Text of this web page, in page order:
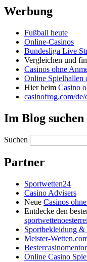
Werbung
Fußball heute
Online-Casinos
Bundesliga Live
Vergleichen und
Casinos ohne
Online Spielhallen
Hier beim Casino
casinofrog.com/
Im Blog suchen
Suchen
Partner
Sportwetten24
Casino Advisers
Neue Casinos
Entdecke den
Sportbekleidung &
Meister-
Online Casino